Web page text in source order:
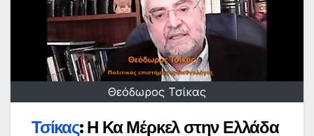
Θεόδωρος Τσίκας
Τσίκας: Η Κα Μέρκελ στην Ελλάδα